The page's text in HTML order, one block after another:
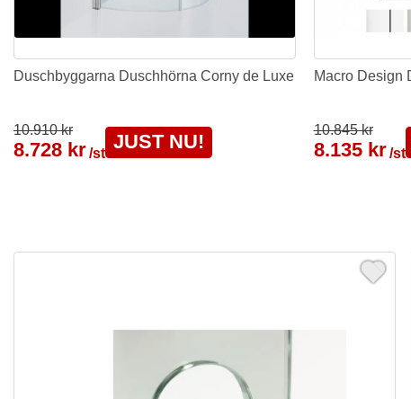
Duschbyggarna Duschhörna Corny de Luxe
10.910 kr
8.728 kr/st
JUST NU!
Macro Design
10.845 kr
8.135 kr /st